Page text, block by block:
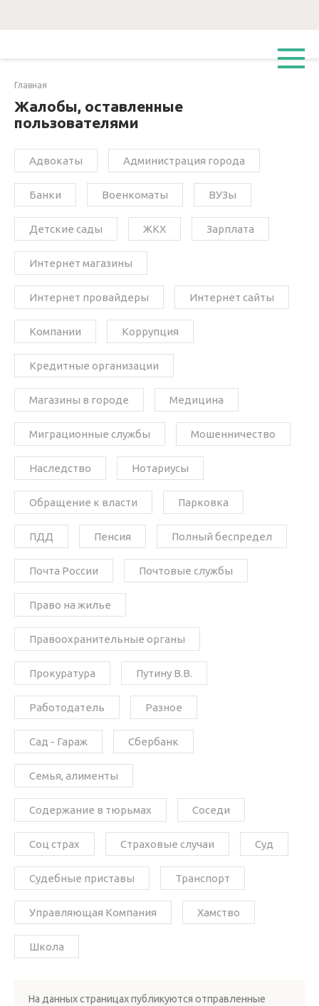
Главная
Жалобы, оставленные
пользователями
Адвокаты Администрация города
Банки Военкоматы ВУЗы
Детские сады ЖКХ Зарплата
Интернет магазины
Интернет провайдеры Интернет сайты
Компании Коррупция
Кредитные организации
Магазины в городе Медицина
Миграционные службы Мошенничество
Наследство Нотариусы
Обращение к власти Парковка
ПДД Пенсия Полный беспредел
Почта России Почтовые службы
Право на жилье
Правоохранительные органы
Прокуратура Путину В.В.
Работодатель Разное
Сад - Гараж Сбербанк
Семья, алименты
Содержание в тюрьмах Соседи
Соц страх Страховые случаи Суд
Судебные приставы Транспорт
Управляющая Компания Хамство
Школа
На данных страницах публикуются отправленные